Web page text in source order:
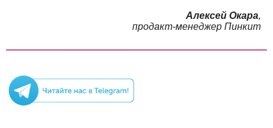
Алексей Окара,
продакт-менеджер Пинкит